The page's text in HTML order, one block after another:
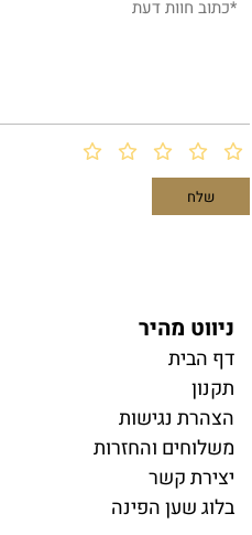
ניווט מהיר
דף הבית
תקנון
הצהרת נגישות
משלוחים והחזרות
יצירת קשר
בלוג שען הפינה